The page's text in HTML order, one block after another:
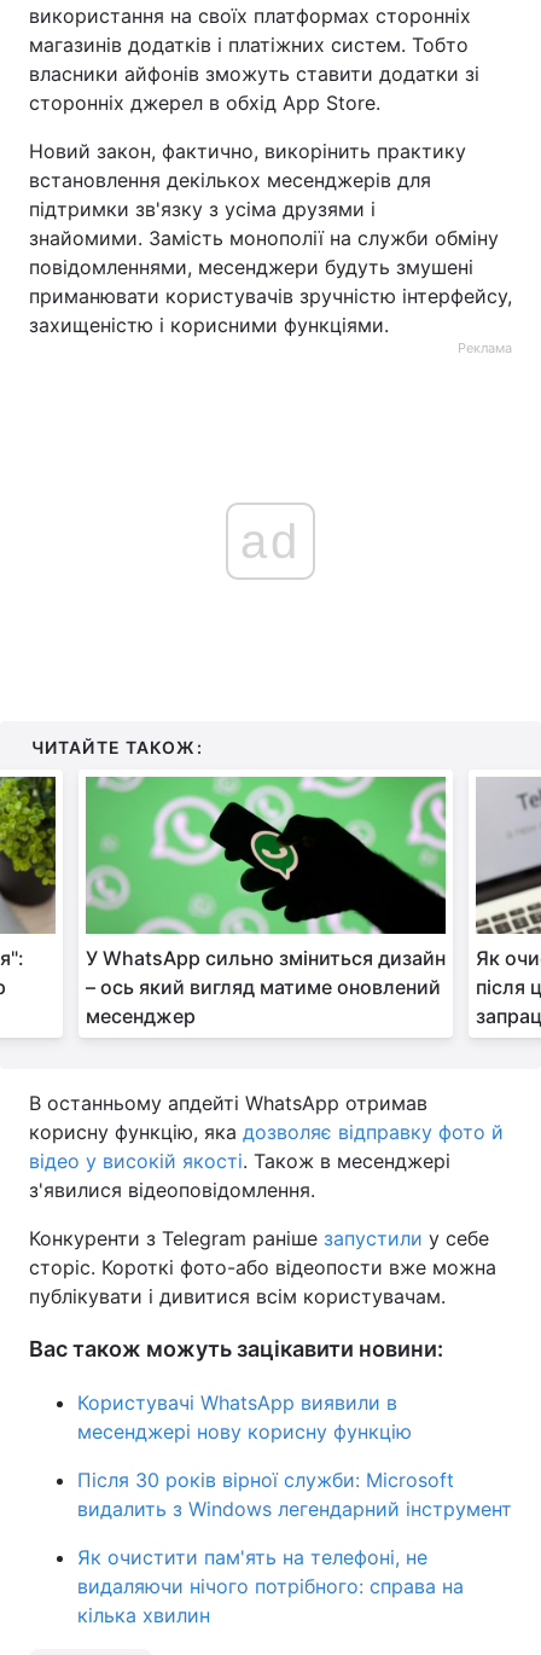
використання на своїх платформах сторонніх
магазинів додатків і платіжних систем. Тобто
власники айфонів зможуть ставити додатки зі
сторонніх джерел в обхід App Store.
Новий закон, фактично, викорінить практику
встановлення декількох месенджерів для
підтримки зв'язку з усіма друзями і
знайомими. Замість монополії на служби обміну
повідомленнями, месенджери будуть змушені
приманювати користувачів зручністю інтерфейсу,
захищеністю і корисними функціями.
Реклама
ad
ЧИТАЙТЕ ТАКОЖ:
У WhatsApp сильно зміниться дизайн
– ось який вигляд матиме оновлений
месенджер
Як
після
В останньому апдейті WhatsApp отримав
корисну функцію, яка дозволяє відправку фото й
відео у високій якості. Також в месенджері
з'явилися відеоповідомлення.
Конкуренти з Telegram раніше запустили у себе
сторіс. Короткі фото-або відеопости вже можна
публікувати і дивитися всім користувачам.
Вас також можуть зацікавити новини:
Користувачі WhatsApp виявили в
месенджері нову корисну функцію
Після 30 років вірної служби: Microsoft
видалить з Windows легендарний інструмент
Як очистити пам'ять на телефоні, не
видаляючи нічого потрібного: справа на
кілька хвилин